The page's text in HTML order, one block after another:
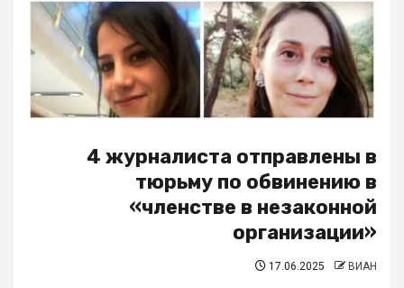
4 журналиста отправлены в
тюрьму по обвинению в
«членстве в незаконной
организации»
17.06.2025 ВИАН